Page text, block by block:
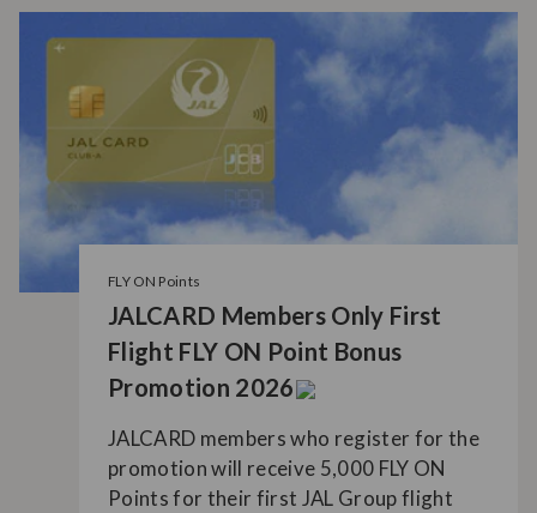
FLY ON Points
JALCARD Members Only First
Flight FLY ON Point Bonus
Promotion 2026
JALCARD members who register for the
promotion will receive 5,000 FLY ON
Points for their first JAL Group flight